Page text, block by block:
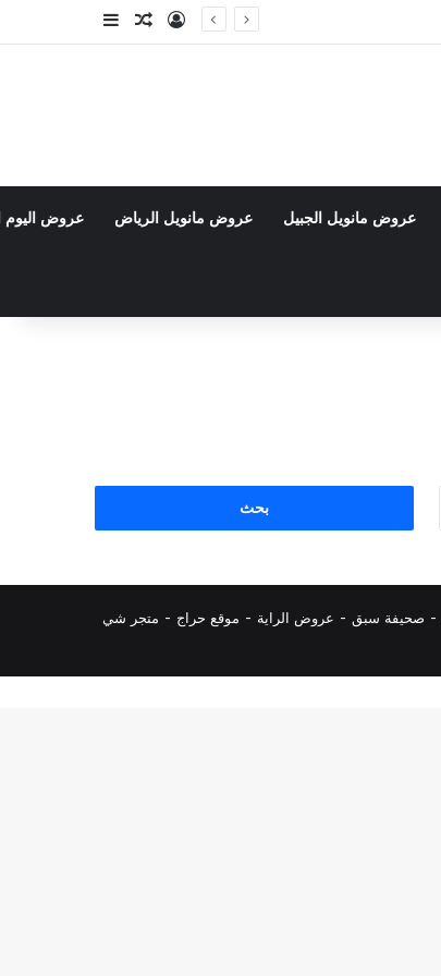
تسجيل الدخول
مقال عشوائي
إضافة عمود
عروض مانويل الجبيل عروض مانويل الرياض عروض اليوم
- صحيفة سبق - عروض الراية - موقع حراج - متجر شي